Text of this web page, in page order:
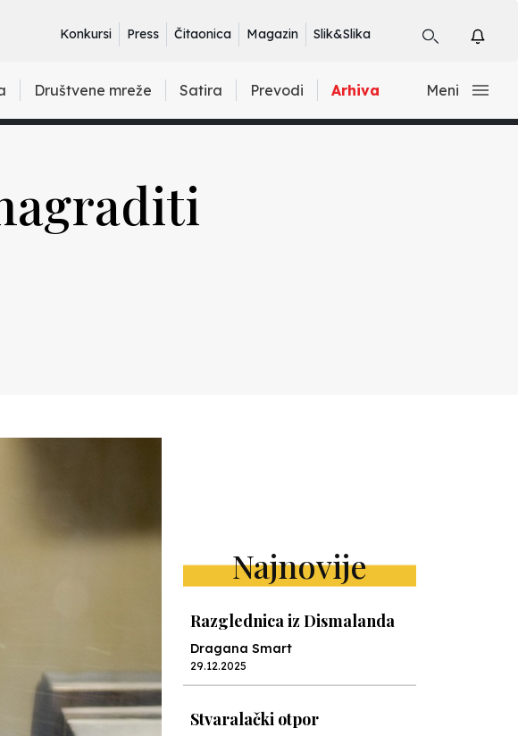
Konkursi Press Čitaonica Magazin Slik&Slika
Društvene mreže Satira Prevodi Arhiva Meni
Najnovije
Razglednica iz Dismalanda
Dragana Smart
29.12.2025
Stvaralački otpor